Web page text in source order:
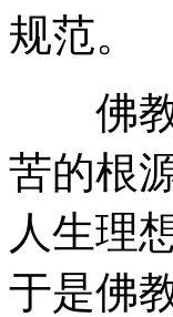
规范。
佛教
苦的根
人生理
于是佛